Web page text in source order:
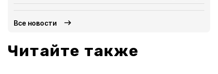
Все новости
Читайте также